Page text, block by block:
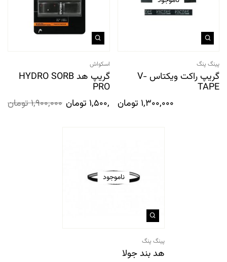
پینگ پنگ
گریپ راکت ویکتاس V-
TAPE
1,300,000 تومان
اسکواش
گریپ هد HYDRO SORB
PRO
1,900,000تومان 1,500,000 تومان
ناموجود
پینگ پنگ
هد بند جولا